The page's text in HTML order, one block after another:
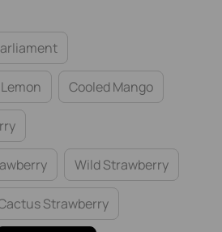
Cooled Mango
Wild Strawberry
Strawberry